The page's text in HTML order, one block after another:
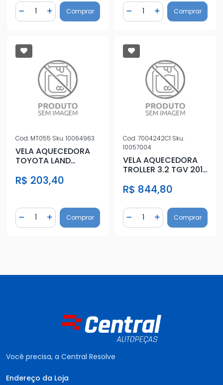
Diminuir Quantidade
Quantidade
Adicionar Quantidade
Comprar Diminuir Quantidade
Quantidade
AdicionarComprar
Cod. MT055 Sku.10064963
VELA AQUECEDORA
TOYOTA LAND
2009
R$ 203,40
Diminuir Quantidade
Quantidade
Adicionar Quantidade
Comprar
Cod.7004242C1 Sku.
10057004
VELA AQUECEDORA
TROLLER 3.2 TGV 2012
R$ 844,80
Diminuir Quantidade
Quantidade
AdicionarComprar
Você precisa, a Central Resolve
Endereço da Loja